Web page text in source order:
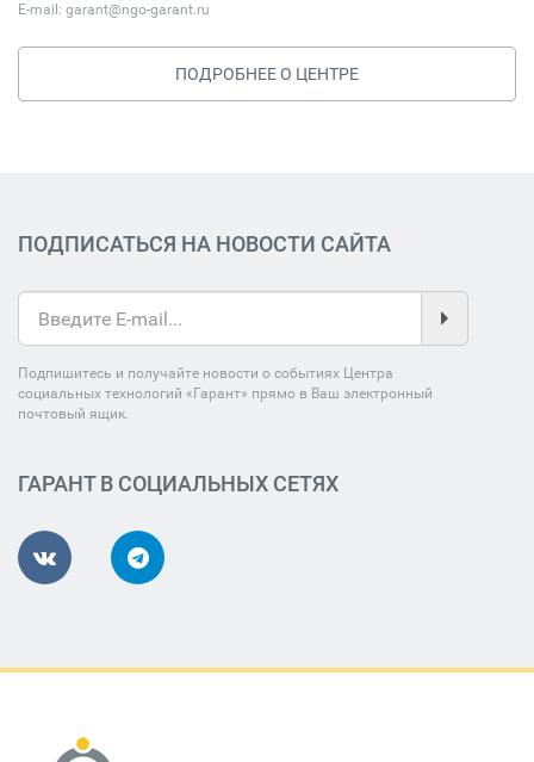
E-mail: garant@ngo-garant.ru
ПОДРОБНЕЕ О ЦЕНТРЕ
ПОДПИСАТЬСЯ НА НОВОСТИ САЙТА
Подпишитесь и получайте новости о событиях Центра
социальных технологий «Гарант» прямо в Ваш электронный
почтовый ящик.
ГАРАНТ В СОЦИАЛЬНЫХ СЕТЯХ